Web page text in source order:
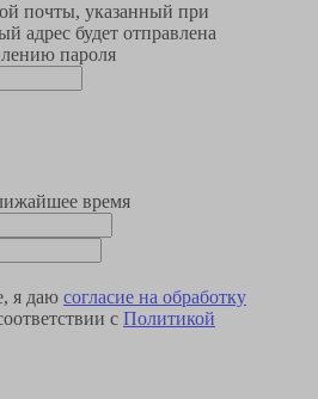
почты, указанный при
адрес будет отправлена
пароля
время
я даю согласие на обработку
с Политикой